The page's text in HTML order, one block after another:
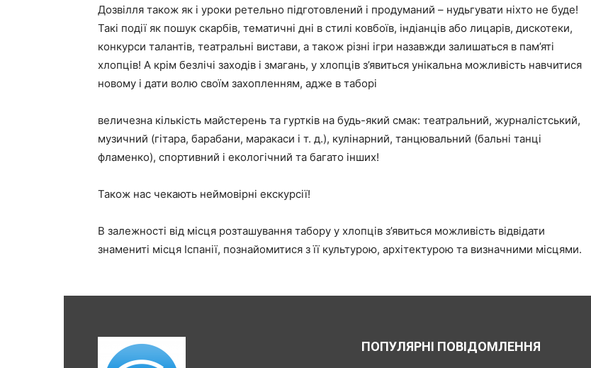
Дозвілля також як і уроки ретельно підготовлений і продуманий – нудьгувати ніхто не буде!
Такі події як пошук скарбів, тематичні дні в стилі ковбоїв, індіанців або лицарів, дискотеки,
конкурси талантів, театральні вистави, а також різні ігри назавжди залишаться в пам’яті
хлопців! А крім безлічі заходів і змагань, у хлопців з’явиться унікальна можливість навчитися
новому і дати волю своїм захопленням, адже в таборі
величезна кількість майстерень та гуртків на будь-який смак: театральний, журналістський,
музичний (гітара, барабани, маракаси і т. д.), кулінарний, танцювальний (бальні танці
фламенко), спортивний і екологічний та багато інших!
Також нас чекають неймовірні екскурсії!
В залежності від місця розташування табору у хлопців з’явиться можливість відвідати
знамениті місця Іспанії, познайомитися з її культурою, архітектурою та визначними місцями.
ПОПУЛЯРНІ ПОВІДОМЛЕННЯ